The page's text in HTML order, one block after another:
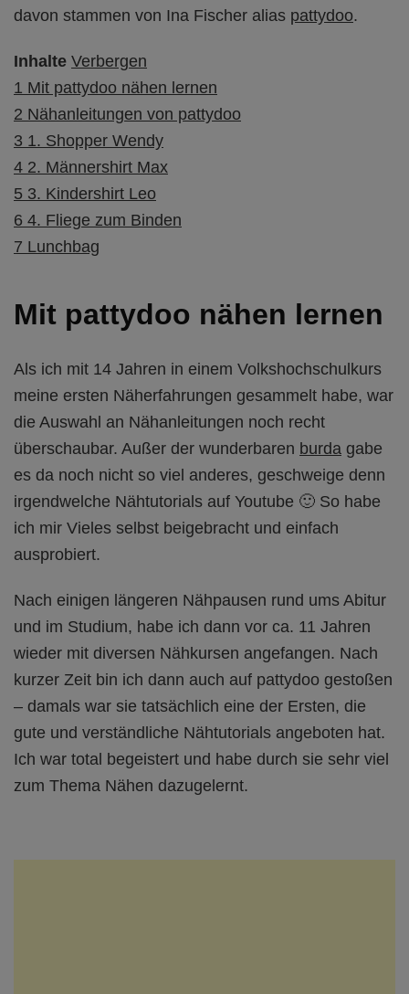
davon stammen von Ina Fischer alias pattydoo.
Inhalte Verbergen
1 Mit pattydoo nähen lernen
2 Nähanleitungen von pattydoo
3 1. Shopper Wendy
4 2. Männershirt Max
5 3. Kindershirt Leo
6 4. Fliege zum Binden
7 Lunchbag
Mit pattydoo nähen lernen
Als ich mit 14 Jahren in einem Volkshochschulkurs
meine ersten Näherfahrungen gesammelt habe, war
die Auswahl an Nähanleitungen noch recht
überschaubar. Außer der wunderbaren burda gabe
es da noch nicht so viel anderes, geschweige denn
irgendwelche Nähtutorials auf Youtube 🙂 So habe
ich mir Vieles selbst beigebracht und einfach
ausprobiert.
Nach einigen längeren Nähpausen rund ums Abitur
und im Studium, habe ich dann vor ca. 11 Jahren
wieder mit diversen Nähkursen angefangen. Nach
kurzer Zeit bin ich dann auch auf pattydoo gestoßen
– damals war sie tatsächlich eine der Ersten, die
gute und verständliche Nähtutorials angeboten hat.
Ich war total begeistert und habe durch sie sehr viel
zum Thema Nähen dazugelernt.